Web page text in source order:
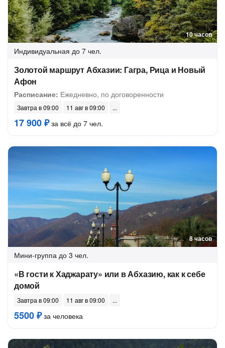
10 часов
Индивидуальная до 7 чел.
Золотой маршрут Абхазии: Гагра, Рица и Новый
Афон
Расписание: Ежедневно, по договоренности
Завтра в 09:00 11 авг в 09:00
17 900 ₽за всё до 7 чел.
8 часов
Мини-группа до 3 чел.
«В гости к Хаджарату» или в Абхазию, как к себе
домой
Завтра в 09:00 11 авг в 09:00
5500 ₽за человека